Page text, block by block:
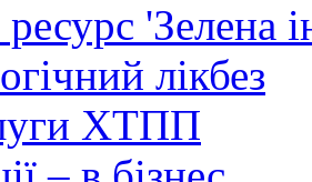
'Зелена
лікбез
ХТПП